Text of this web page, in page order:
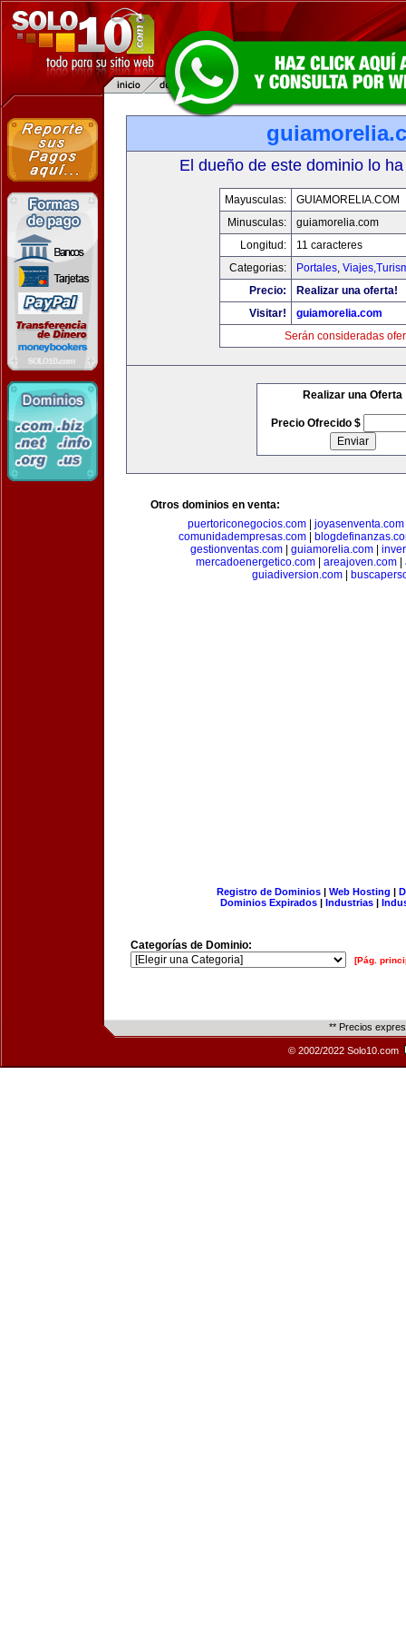
El dueño de este dominio lo
Mayusculas:
GUIAMORELIA.COM
Minusculas:
guiamorelia.com
Longitud:
11 caracteres
Categorias:
Portales,
Precio:
Realizar una oferta!
Visitar!
guiamorelia.com
Serán consideradas
Realizar una Oferta
Precio Ofrecido $
Otros dominios en venta:
puertoriconegocios.com
joyasenventa.com
comunidadempresas.com|
gestionventas.com| guiamorelia.com|
mercadoenergetico.com| areajoven.com|
guiadiversion.com
Registro de Dominios| Web Hosting |
Dominios Expirados | Industrias |
Categorías de Dominio:
[Pág.
** Precios
© 2002/2022 Solo10.com